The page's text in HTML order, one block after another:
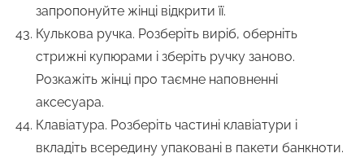
запропонуйте жінці відкрити її.
Кулькова ручка. Розберіть виріб, оберніть
стрижні купюрами і зберіть ручку заново.
Розкажіть жінці про таємне наповненні
аксесуара.
Клавіатура. Розберіть частині клавіатури і
вкладіть всередину упаковані в пакети банкноти.